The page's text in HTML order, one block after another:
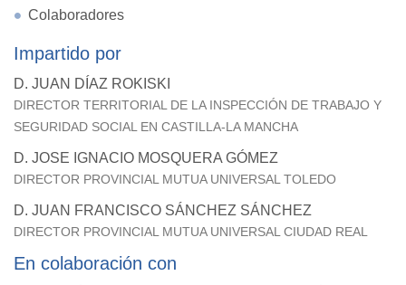
Colaboradores
Impartido por
D. JUAN DÍAZ ROKISKI
DIRECTOR TERRITORIAL DE LA INSPECCIÓN DE TRABAJO Y
SEGURIDAD SOCIAL EN CASTILLA-LA MANCHA
D. JOSE IGNACIO MOSQUERA GÓMEZ
DIRECTOR PROVINCIAL MUTUA UNIVERSAL TOLEDO
D. JUAN FRANCISCO SÁNCHEZ SÁNCHEZ
DIRECTOR PROVINCIAL MUTUA UNIVERSAL CIUDAD REAL
En colaboración con